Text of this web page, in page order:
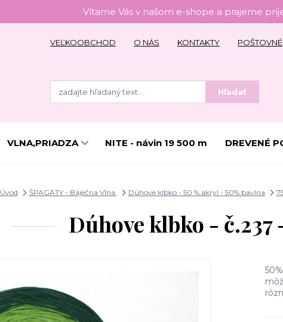
Vítame Vás v našom e-shope a prajeme
VEĽKOOBCHOD O NÁS KONTAKTY POŠTOVNÉ
Hľadať
VLNA,PRIADZA NITE - návin 19 500 m DREVENÉ
Úvod ŠPAGÁTY - Báječna Vlna Dúhove klbko - 50 % akryl - 50% bavlna
Dúhove klbko - č.237